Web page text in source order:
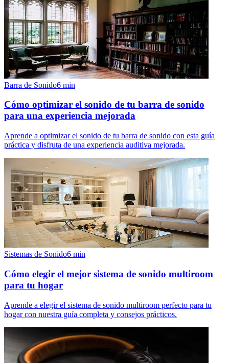
Barra de Sonido6 min
Cómo optimizar el sonido de tu barra de sonido
para una experiencia mejorada
Aprende a optimizar el sonido de tu barra de sonido con esta guía
práctica y disfruta de una experiencia auditiva mejorada.
Sistemas de Sonido6 min
Cómo elegir el mejor sistema de sonido multiroom
para tu hogar
Aprende a elegir el sistema de sonido multiroom perfecto para tu
hogar con nuestra guía completa y consejos prácticos.